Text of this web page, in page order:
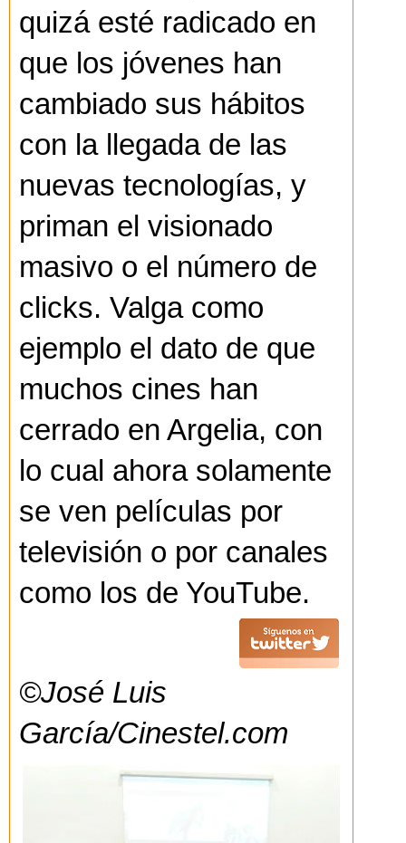
quizá esté radicado en
que los jóvenes han
cambiado sus hábitos
con la llegada de las
nuevas tecnologías, y
priman el visionado
masivo o el número de
clicks. Valga como
ejemplo el dato de que
muchos cines han
cerrado en Argelia, con
lo cual ahora solamente
se ven películas por
televisión o por canales
como los de YouTube.
©José Luis
García/Cinestel.com